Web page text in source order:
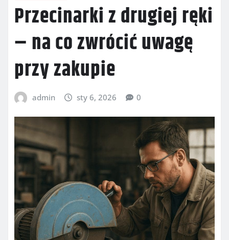
Przecinarki z drugiej ręki
– na co zwrócić uwagę
przy zakupie
admin sty 6, 2026 0